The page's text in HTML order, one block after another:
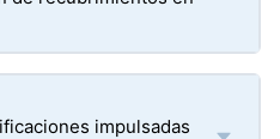
impulsadas